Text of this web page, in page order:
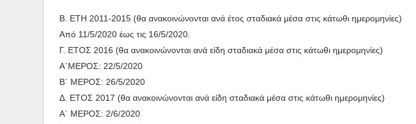
Β. ΕΤΗ 2011-2015 (θα ανακοινώνονται ανά έτος σταδιακά μέσα στις κάτωθι ημερομηνίες)
Από 11/5/2020 έως τις 16/5/2020.
Γ. ΕΤΟΣ 2016 (θα ανακοινώνονται ανά είδη σταδιακά μέσα στις κάτωθι ημερομηνίες)
Α΄ΜΕΡΟΣ: 22/5/2020
Β΄ ΜΕΡΟΣ: 26/5/2020
Δ. ΕΤΟΣ 2017 (θα ανακοινώνονται ανά είδη σταδιακά μέσα στις κάτωθι ημερομηνίες)
Α΄ ΜΕΡΟΣ: 2/6/2020